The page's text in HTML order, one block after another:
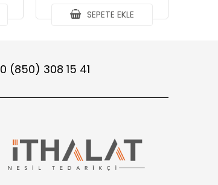
SEPETE EKLE
0 (850) 308 15 41